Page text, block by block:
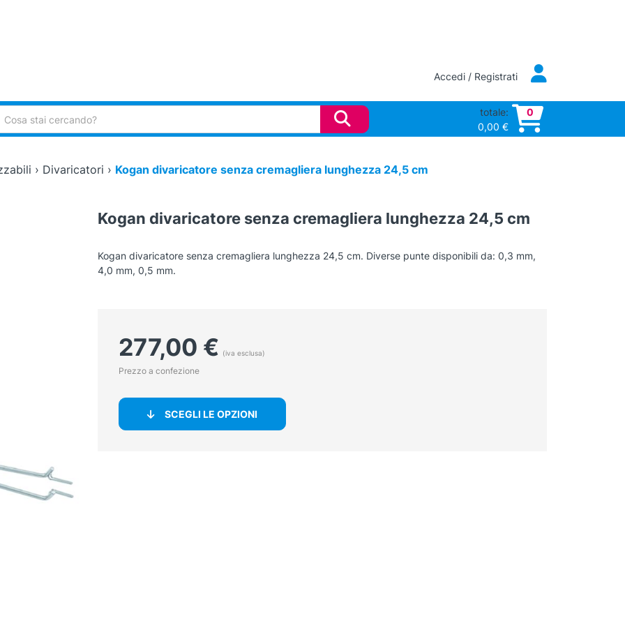
Accedi / Registrati
totale:
0,00 €
0
› Divaricatori › Kogan divaricatore senza cremagliera lunghezza 24,5 cm
Kogan divaricatore senza cremagliera lunghezza 24,5 cm
Kogan divaricatore senza cremagliera lunghezza 24,5 cm. Diverse punte disponibili da: 0,3 mm,
4,0 mm, 0,5 mm.
277,00 € (iva esclusa)
Prezzo a confezione
SCEGLI LE OPZIONI